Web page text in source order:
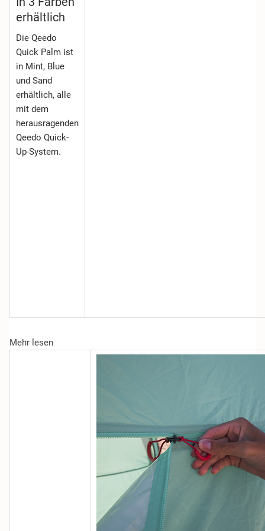
erhältlich
Die Qeedo
Quick Palm ist
in Mint, Blue
und Sand
erhältlich, alle
mit dem
herausragenden
Qeedo Quick-
Up-System.
Mehr lesen